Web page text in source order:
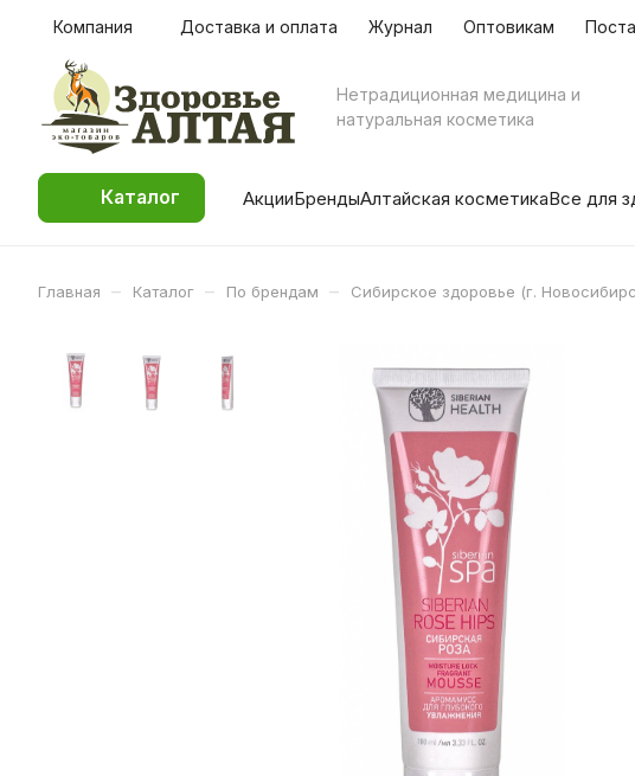
Компания Доставка и оплата Журнал Оптовикам
Нетрадиционная медицина и
натуральная косметика
Каталог АкцииБрендыАлтайская косметикаВсе для
Главная – Каталог – По брендам – Сибирское здоровье (г.